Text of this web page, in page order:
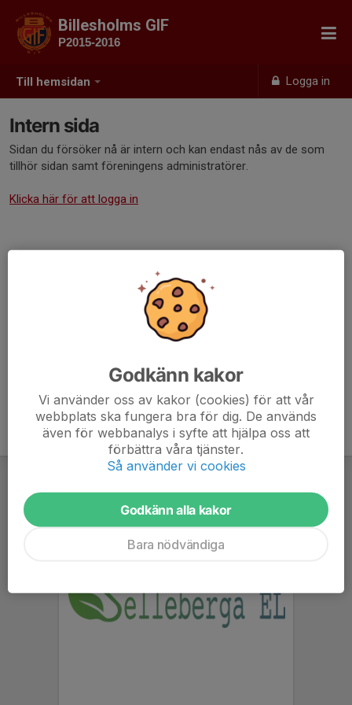
Till hemsidan Logga in
Billesholms GIF
P2015-2016
Intern sida
Sidan du försöker nå är intern och kan endast nås av de som
tillhör sidan samt föreningens administratörer.
Klicka här för att logga in
Godkänn kakor
Vi använder oss av kakor (cookies) för att vår
webbplats ska fungera bra för dig. De används
även för webbanalys i syfte att hjälpa oss att
förbättra våra tjänster.
Så använder vi cookies
Godkänn alla kakor
Bara nödvändiga